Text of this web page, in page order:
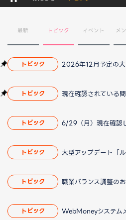
最新 トピック イベント
メ
トピック
トピック
トピック
トピック 大型アップデート「
トピック 職業バランス調整の
トピック WebMoneyシステム